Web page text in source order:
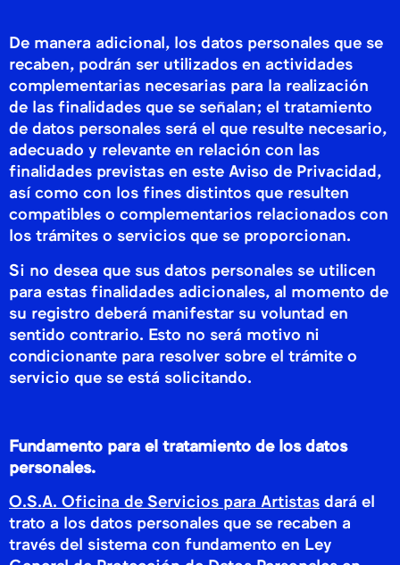
De manera adicional, los datos personales que se
recaben, podrán ser utilizados en actividades
complementarias necesarias para la realización
de las finalidades que se señalan; el tratamiento
de datos personales será el que resulte necesario,
adecuado y relevante en relación con las
finalidades previstas en este Aviso de Privacidad,
así como con los fines distintos que resulten
compatibles o complementarios relacionados con
los trámites o servicios que se proporcionan.
Si no desea que sus datos personales se utilicen
para estas finalidades adicionales, al momento de
su registro deberá manifestar su voluntad en
sentido contrario. Esto no será motivo ni
condicionante para resolver sobre el trámite o
servicio que se está solicitando.
Fundamento para el tratamiento de los datos
personales.
O.S.A. Oficina de Servicios para Artistasdará el
trato a los datos personales que se recaben a
través del sistema con fundamento en Ley